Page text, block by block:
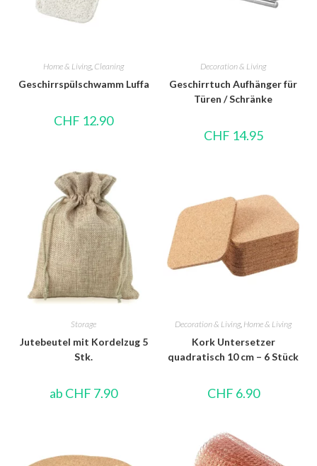
Home & Living, Cleaning
Geschirrspülschwamm Luffa
CHF 12.90
Decoration & Living
Geschirrtuch Aufhänger für
Türen / Schränke
CHF 14.95
Storage
Jutebeutel mit Kordelzug 5
Stk.
ab CHF 7.90
Decoration & Living, Home & Living
Kork Untersetzer
quadratisch 10 cm – 6 Stück
CHF 6.90